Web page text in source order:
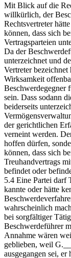
Mit Blick auf die
willkürlich, der
Rechtsvertreter
können, dass sich
Vertragsparteien
Da der
unterzeichnet und
Vertreter
Wirksamkeit
Beschwerdegegner
sein. Dass sodann
beiderseits
der gerichtlichen
verneint werden.
hoffen dürfen,
können, dass sich
Treuhandvertrags
befindet oder
5.4 Eine Partei darf
kannte oder hätte
wahrscheinlich
bei sorgfältiger
Beschwerdeführer
Annahme wären
geblieben, weil
ausgegangen sei,